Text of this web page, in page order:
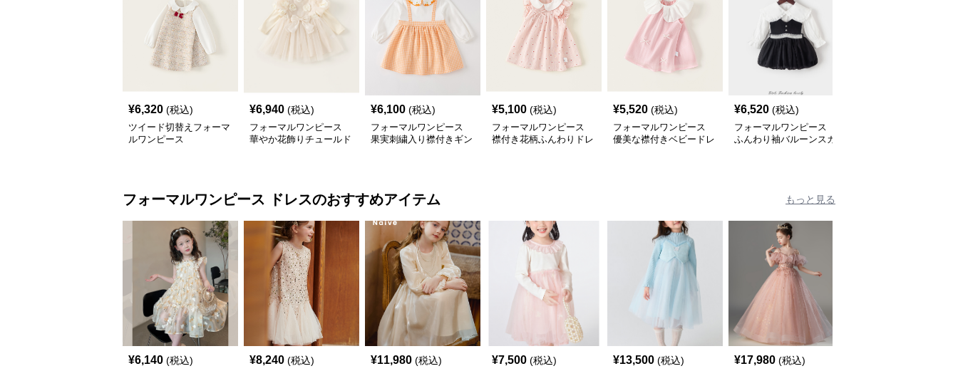
¥6,320 (税込)
ツイード切替えフォーマ
ルワンピース
¥6,940 (税込)
フォーマルワンピース
華やか花飾りチュールド
¥6,100 (税込)
フォーマルワンピース
果実刺繍入り襟付きギン
¥5,100 (税込)
フォーマルワンピース
襟付き花柄ふんわりドレ
¥5,520 (税込)
フォーマルワンピース
優美な襟付きベビードレ
¥6,520 (税込)
フォーマルワンピース
ふんわり袖バルーンスカ
フォーマルワンピース ドレスのおすすめアイテム もっと見る
¥6,140 (税込) ¥8,240 (税込) ¥11,980 (税込) ¥7,500 (税込) ¥13,500 (税込) ¥17,980 (税込)